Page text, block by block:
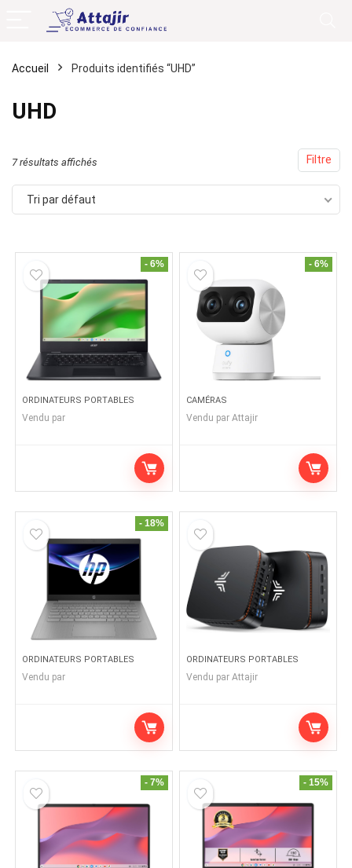
Accueil Produits identifiés “UHD”
UHD
Filtre
7 résultats affichés
Tri par défaut
- 6%
ORDINATEURS PORTABLES
Vendu par
- 6%
CAMÉRAS
Vendu par Attajir
- 18%
ORDINATEURS PORTABLES
Vendu par
ORDINATEURS PORTABLES
Vendu par Attajir
- 7% - 15%